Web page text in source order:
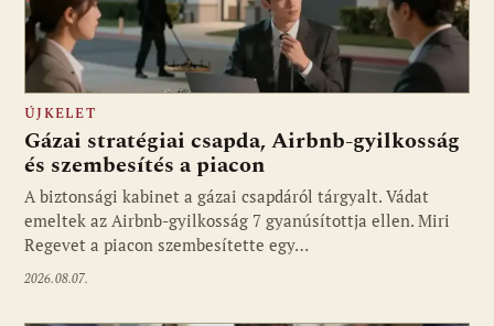
ÚJKELET
Gázai stratégiai csapda, Airbnb-gyilkosság
és szembesítés a piacon
A biztonsági kabinet a gázai csapdáról tárgyalt. Vádat
emeltek az Airbnb-gyilkosság 7 gyanúsítottja ellen. Miri
Regevet a piacon szembesítette egy…
2026.08.07.